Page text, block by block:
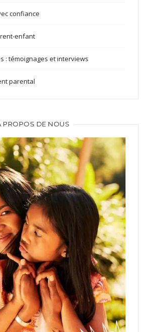
confiance
enfant
: témoignages et interviews
parental
PROPOS DE NOUS